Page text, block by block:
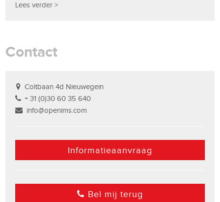
Lees verder >
Contact
Coltbaan 4d Nieuwegein
+ 31 (0)30 60 35 640
info@openims.com
Informatieaanvraag
Bel mij terug